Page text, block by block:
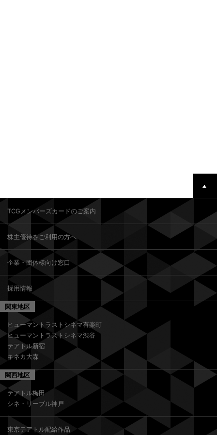
TCGメンバーズカードのご案内
株主優待をご利用の方へ
企業・団体様向け窓口
採用情報
関東地区
ヒューマントラストシネマ有楽町
ヒューマントラストシネマ渋谷
テアトル新宿
キネカ大森
関西地区
テアトル梅田
シネ・リーブル神戸
東京テアトル配給作品